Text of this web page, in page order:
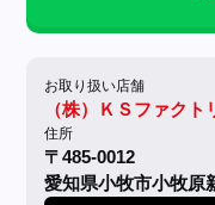
お取り扱い店舗
（株）ＫＳファク
住所
〒485-0012
愛知県小牧市小牧原